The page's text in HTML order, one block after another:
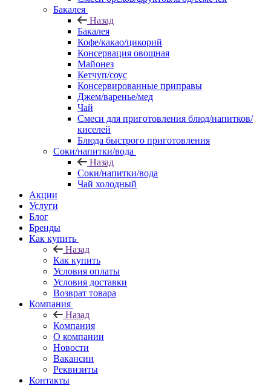
Бакалея
Назад
Бакалея
Кофе/какао/цикорий
Консервация овощная
Майонез
Кетчуп/соус
Консервированные приправы
Джем/варенье/мед
Чай
Смеси для приготовления блюд/напитков/
киселей
Блюда быстрого приготовления
Соки/напитки/вода
Назад
Соки/напитки/вода
Чай холодный
Акции
Услуги
Блог
Бренды
Как купить
Назад
Как купить
Условия оплаты
Условия доставки
Возврат товара
Компания
Назад
Компания
О компании
Новости
Вакансии
Реквизиты
Контакты